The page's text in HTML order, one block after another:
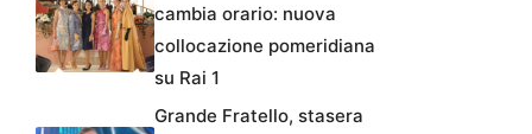
cambia orario: nuova
collocazione pomeridiana
su Rai 1
Grande Fratello, stasera